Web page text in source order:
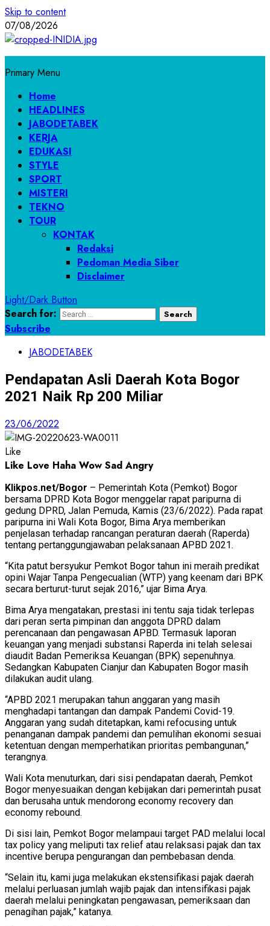
Skip to content
07/08/2026
Primary Menu
Home
HEADLINES
JABODETABEK
KERJA
EDUKASI
STYLE
SPORT
MISTERI
TEKNO
TOUR
KONTAK
Redaksi
Pedoman Media Siber
Disclaimer
Light/Dark Button
Search for:
Subscribe
JABODETABEK
Pendapatan Asli Daerah Kota Bogor
2021 Naik Rp 200 Miliar
23/06/2022
Like
Like Love Haha Wow Sad Angry
Klikpos.net/Bogor – Pemerintah Kota (Pemkot) Bogor
bersama DPRD Kota Bogor menggelar rapat paripurna di
gedung DPRD, Jalan Pemuda, Kamis (23/6/2022). Pada rapat
paripurna ini Wali Kota Bogor, Bima Arya memberikan
penjelasan terhadap rancangan peraturan daerah (Raperda)
tentang pertanggungjawaban pelaksanaan APBD 2021.
“Kita patut bersyukur Pemkot Bogor tahun ini meraih predikat
opini Wajar Tanpa Pengecualian (WTP) yang keenam dari BPK
secara berturut-turut sejak 2016,” ujar Bima Arya.
Bima Arya mengatakan, prestasi ini tentu saja tidak terlepas
dari peran serta pimpinan dan anggota DPRD dalam
perencanaan dan pengawasan APBD. Termasuk laporan
keuangan yang menjadi substansi Raperda ini telah selesai
diaudit Badan Pemeriksa Keuangan (BPK) sepenuhnya.
Sedangkan Kabupaten Cianjur dan Kabupaten Bogor masih
dilakukan audit ulang.
“APBD 2021 merupakan tahun anggaran yang masih
menghadapi tantangan dan dampak Pandemi Covid-19.
Anggaran yang sudah ditetapkan, kami refocusing untuk
penanganan dampak pandemi dan pemulihan ekonomi sesuai
ketentuan dengan memperhatikan prioritas pembangunan,”
terangnya.
Wali Kota menuturkan, dari sisi pendapatan daerah, Pemkot
Bogor menyesuaikan dengan kebijakan dari pemerintah pusat
dan berusaha untuk mendorong economy recovery dan
economy rebound.
Di sisi lain, Pemkot Bogor melampaui target PAD melalui local
tax policy yang meliputi tax relief atau relaksasi pajak dan tax
incentive berupa pengurangan dan pembebasan denda.
“Selain itu, kami juga melakukan ekstensifikasi pajak daerah
melalui perluasan jumlah wajib pajak dan intensifikasi pajak
daerah melalui peningkatan pengawasan, pemeriksaan dan
penagihan pajak,” katanya.